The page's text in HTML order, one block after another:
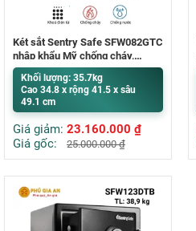
Két sắt Sentry Safe SFW082GTC
nhập khẩu Mỹ chống cháy,
chống nước
Khối lượng: 35.7kg
Cao 34.8 x rộng 41.5 x sâu
49.1 cm
Giá giảm: 23.160.000 ₫
Giá gốc:
25.000.000₫